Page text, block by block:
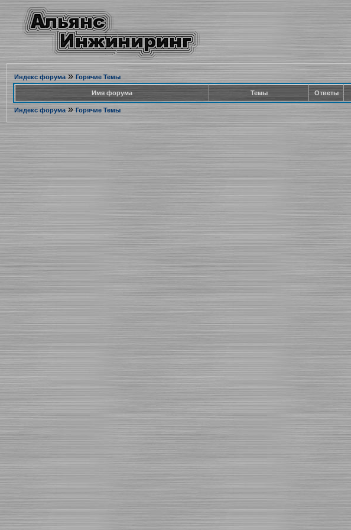
Индекс форума» Горячие Темы
Имя форума Темы Ответы
Индекс форума» Горячие Темы